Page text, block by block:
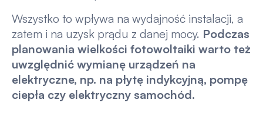
Wszystko to wpływa na wydajność instalacji, a
zatem i na uzysk prądu z danej mocy. Podczas
planowania wielkości fotowoltaiki warto też
uwzględnić wymianę urządzeń na
elektryczne, np. na płytę indykcyjną, pompę
ciepła czy elektryczny samochód.